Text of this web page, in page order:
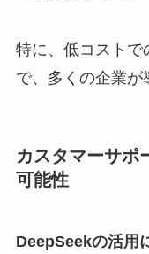
特に、低コストで
で、多くの企業が
カスタマーサポ
可能性
DeepSeekの活用